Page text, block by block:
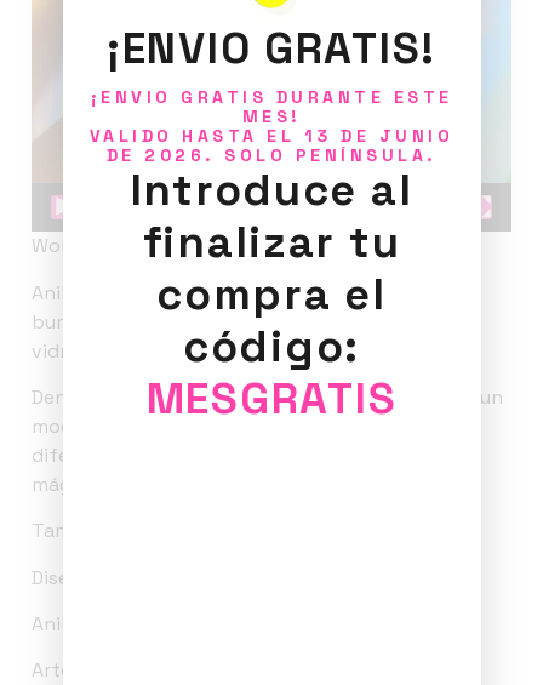
Wobble Bubble Rings.
Anillos interactivos hecho a mano con líquido,
burbujas, piedras naturales, cuentas de arcilla y
vidrio. Hipnóticos, divertidos y muy relajantes.
Dentro de la colección Wobble Bubble rings hay un
modelo de anillo que al sacudir se forman
diferentes burbujas en su interior creando una
mágica relajación visual.
Tamaño del anillo ajustable.
Diseño único y exclusivo de Estudio PoM.
Anillos artísticos.
Arte para llevar
¡ENVIO GRATIS!
¡ENVIO GRATIS DURANTE ESTE
MES!
VALIDO HASTA EL 13 DE JUNIO
DE 2026. SOLO PENÍNSULA.
Introduce al
finalizar tu
compra el
código:
MESGRATIS